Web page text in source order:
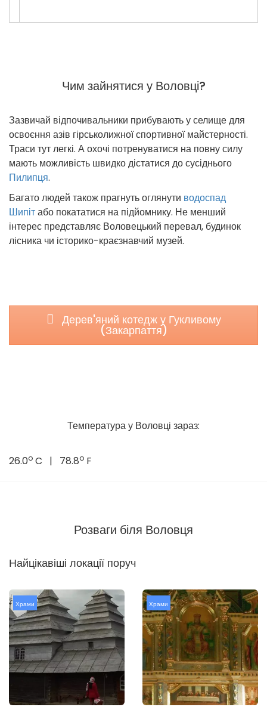
Чим зайнятися у Воловці?
Зазвичай відпочивальники прибувають у селище для
освоєння азів гірськолижної спортивної майстерності.
Траси тут легкі. А охочі потренуватися на повну силу
мають можливість швидко дістатися до сусіднього
Пилипця.
Багато людей також прагнуть оглянути водоспад
Шипітабо покататися на підйомнику. Не менший
інтерес представляє Воловецький перевал, будинок
лісника чи історико-краєзнавчий музей.
Дерев'яний котедж у Гукливому
(Закарпаття)
Температура у Воловці зараз:
26.0o C | 78.8o F
Розваги біля Воловця
Найцікавіші локації поруч
Храми Храми